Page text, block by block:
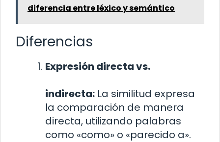
diferencia entre léxico y semántico
Diferencias
Expresión directa vs.
indirecta: La similitud expresa
la comparación de manera
directa, utilizando palabras
como «como» o «parecido a».